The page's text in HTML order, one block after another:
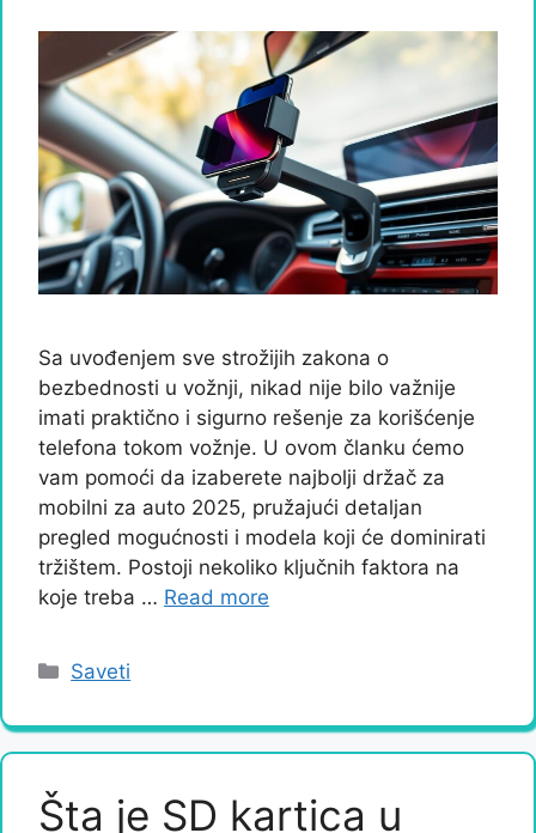
Sa uvođenjem sve strožijih zakona o
bezbednosti u vožnji, nikad nije bilo važnije
imati praktično i sigurno rešenje za korišćenje
telefona tokom vožnje. U ovom članku ćemo
vam pomoći da izaberete najbolji držač za
mobilni za auto 2025, pružajući detaljan
pregled mogućnosti i modela koji će dominirati
tržištem. Postoji nekoliko ključnih faktora na
koje treba … Read more
Categories
Saveti
Šta je SD kartica u